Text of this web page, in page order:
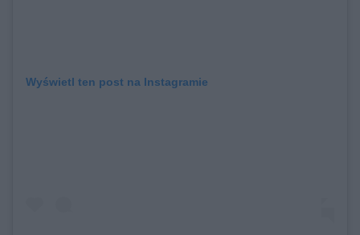
Wyświetl ten post na Instagramie